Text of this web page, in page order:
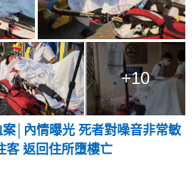
+10
案│內情曝光 死者對噪音非常敏
客 返回住所墮樓亡